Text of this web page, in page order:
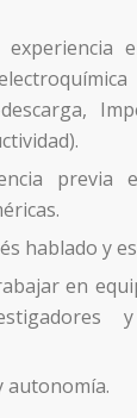
experiencia
previa
hablado y
en
autonomía.